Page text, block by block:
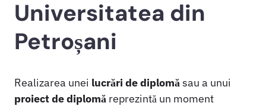
Universitatea din
Petroșani
Realizarea unei lucrări de diplomăsau a unui
proiect de diplomă reprezintă un moment